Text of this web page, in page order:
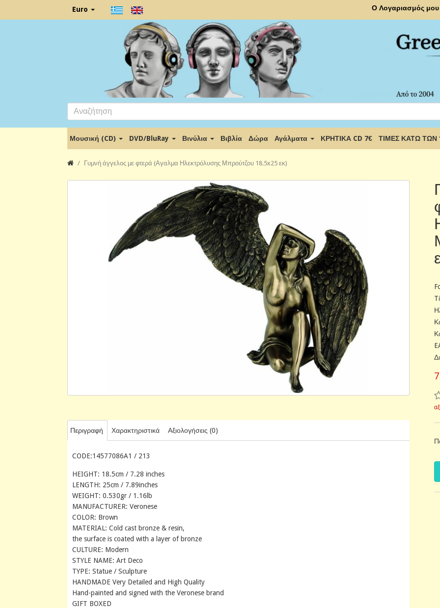
Euro Ο Λογαριασμός μου
Μουσική (CD) DVD/BluRay Βινύλια Βιβλία Δώρα Αγάλματα ΚΡΗΤΙΚΑ CD 7€ ΤΙΜΕΣ ΚΑΤΩ ΤΩΝ
Γυμνή άγγελος με φτερά (Αγαλμα Ηλεκτρόλυσης Μπρούτζου 18.5x25 εκ)
Περιγραφή Χαρακτηριστικά Αξιολογήσεις (0)
CODE:14577086A1 / 213
HEIGHT: 18.5cm / 7.28 inches
LENGTH: 25cm / 7.89inches
WEIGHT: 0.530gr / 1.16lb
MANUFACTURER: Veronese
COLOR: Brown
MATERIAL: Cold cast bronze & resin,
the surface is coated with a layer of bronze
CULTURE: Modern
STYLE NAME: Art Deco
TYPE: Statue / Sculpture
HANDMADE Very Detailed and High Quality
Hand-painted and signed with the Veronese brand
GIFT BOXED